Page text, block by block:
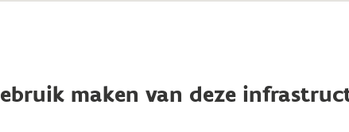
maken van deze